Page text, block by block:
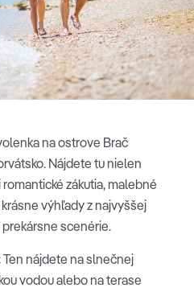
na ostrove Brač
Nájdete tu nielen
zákutia, malebné
výhľady z najvyššej
prekársne scenérie.
Ten nájdete na slnečnej
vodou alebo na terase